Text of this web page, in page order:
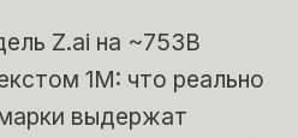
Z.ai на ~753B
1M: что реально
выдержат